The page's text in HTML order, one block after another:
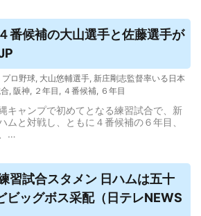
番候補の大山選手と佐藤選手が
プロ野球, 大山悠輔選手, 新庄剛志監督率いる日本
, 阪神, ２年目 , ４番候補, ６年目
キャンプで初めてとなる練習試合で、新
ムと対戦し、ともに４番候補の６年目、
…
習試合スタメン 日ハムは五十
ビッグボス采配（日テレNEWS